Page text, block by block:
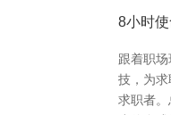
8小时
跟着职
技，为
求职者